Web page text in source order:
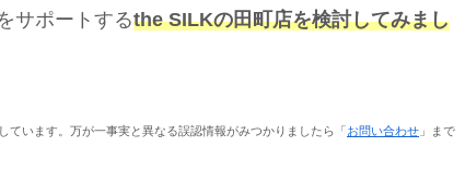
サポートするthe SILKの田町店を検討してみまし
ています。万が一事実と異なる誤認情報がみつかりましたら「 お問い合わせ 」まで